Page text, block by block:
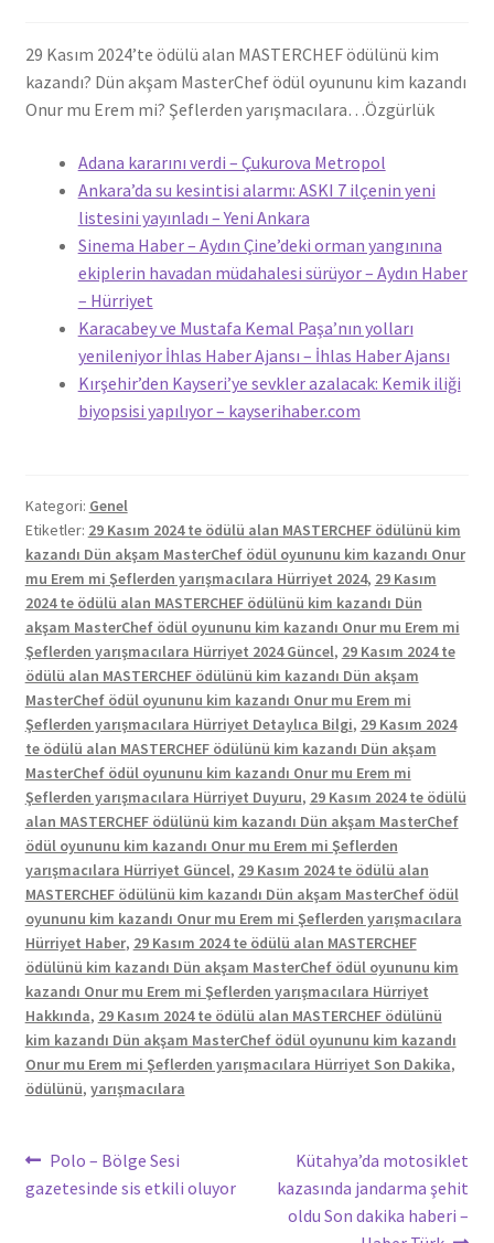
29 Kasım 2024’te ödülü alan MASTERCHEF ödülünü kim
kazandı? Dün akşam MasterChef ödül oyununu kim kazandı
Onur mu Erem mi? Şeflerden yarışmacılara…Özgürlük
Adana kararını verdi – Çukurova Metropol
Ankara’da su kesintisi alarmı: ASKI 7 ilçenin yeni
listesini yayınladı – Yeni Ankara
Sinema Haber – Aydın Çine’deki orman yangınına
ekiplerin havadan müdahalesi sürüyor – Aydın Haber
– Hürriyet
Karacabey ve Mustafa Kemal Paşa’nın yolları
yenileniyor İhlas Haber Ajansı – İhlas Haber Ajansı
Kırşehir’den Kayseri’ye sevkler azalacak: Kemik iliği
biyopsisi yapılıyor – kayserihaber.com
Kategori: Genel
Etiketler: 29 Kasım 2024 te ödülü alan MASTERCHEF ödülünü kim
kazandı Dün akşam MasterChef ödül oyununu kim kazandı Onur
mu Erem mi Şeflerden yarışmacılara Hürriyet 2024, 29 Kasım
2024 te ödülü alan MASTERCHEF ödülünü kim kazandı Dün
akşam MasterChef ödül oyununu kim kazandı Onur mu Erem mi
Şeflerden yarışmacılara Hürriyet 2024 Güncel, 29 Kasım 2024 te
ödülü alan MASTERCHEF ödülünü kim kazandı Dün akşam
MasterChef ödül oyununu kim kazandı Onur mu Erem mi
Şeflerden yarışmacılara Hürriyet Detaylıca Bilgi, 29 Kasım 2024
te ödülü alan MASTERCHEF ödülünü kim kazandı Dün akşam
MasterChef ödül oyununu kim kazandı Onur mu Erem mi
Şeflerden yarışmacılara Hürriyet Duyuru, 29 Kasım 2024 te ödülü
alan MASTERCHEF ödülünü kim kazandı Dün akşam MasterChef
ödül oyununu kim kazandı Onur mu Erem mi Şeflerden
yarışmacılara Hürriyet Güncel, 29 Kasım 2024 te ödülü alan
MASTERCHEF ödülünü kim kazandı Dün akşam MasterChef ödül
oyununu kim kazandı Onur mu Erem mi Şeflerden yarışmacılara
Hürriyet Haber, 29 Kasım 2024 te ödülü alan MASTERCHEF
ödülünü kim kazandı Dün akşam MasterChef ödül oyununu kim
kazandı Onur mu Erem mi Şeflerden yarışmacılara Hürriyet
Hakkında, 29 Kasım 2024 te ödülü alan MASTERCHEF ödülünü
kim kazandı Dün akşam MasterChef ödül oyununu kim kazandı
Onur mu Erem mi Şeflerden yarışmacılara Hürriyet Son Dakika,
ödülünü, yarışmacılara
Yazı
gezinmesi
Önceki
yazı:
Polo – Bölge Sesi
gazetesinde sis etkili oluyor
Sonraki
yazı:
Kütahya’da motosiklet
kazasında jandarma şehit
oldu Son dakika haberi –